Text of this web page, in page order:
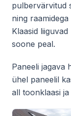
pulbervärvitud
ning
Klaasid
soone peal.
Paneeli jagava
ühel paneelil
all toonklaasi